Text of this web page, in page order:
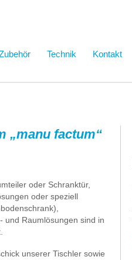
Technik Kontakt
„manu factum“
oder Schranktür,
oder speziell
und Raumlösungen sind in
unserer Tischler sowie